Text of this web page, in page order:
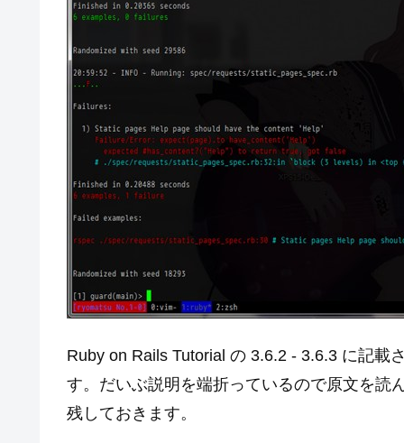
Ruby on Rails Tutorial の 3.6.2 - 3.6.3 に記載
す。だいぶ説明を端折っているので原文を読
残しておきます。